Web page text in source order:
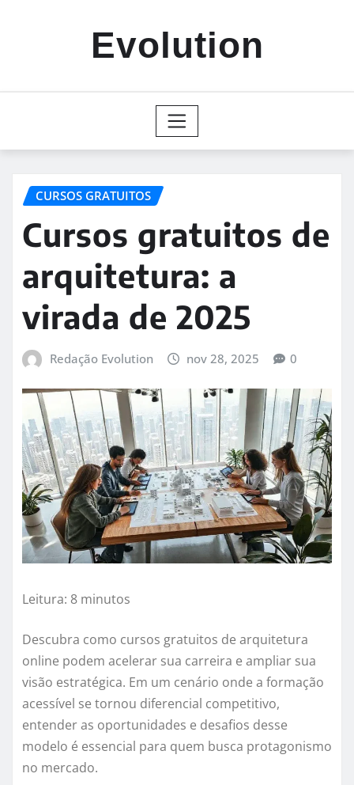
Evolution
CURSOS GRATUITOS
Cursos gratuitos de
arquitetura: a
virada de 2025
Redação Evolution nov 28, 2025 0
Leitura: 8 minutos
Descubra como cursos gratuitos de arquitetura
online podem acelerar sua carreira e ampliar sua
visão estratégica. Em um cenário onde a formação
acessível se tornou diferencial competitivo,
entender as oportunidades e desafios desse
modelo é essencial para quem busca protagonismo
no mercado.